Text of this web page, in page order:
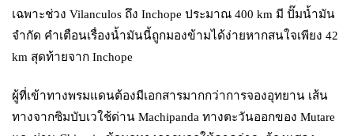
เฉพาะช่วง Vilanculos ถึง Inchope ประมาณ 400 km มี ปั๊มน้ำมัน
จำกัด คำเตือนเรื่องน้ำมันนี้ถูกมองข้ามได้ง่ายหากสนใจเพียง 42
km สุดท้ายจาก Inchope
ผู้ที่เข้าทางพรมแดนต้องมีเอกสารมากกว่าการจองอุทยาน เส้น
ทางจากซิมบับเวใช้ด่าน Machipanda ทางตะวันออกของ Mutare